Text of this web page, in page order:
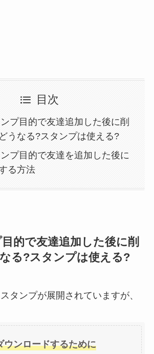
目次
プ目的で友達追加した後に削
うなる?スタンプは使える?
プ目的で友達を追加した後に
る方法
的で友達追加した後に削
る?スタンプは使える?
タンプが展開されていますが、
ウンロードするために